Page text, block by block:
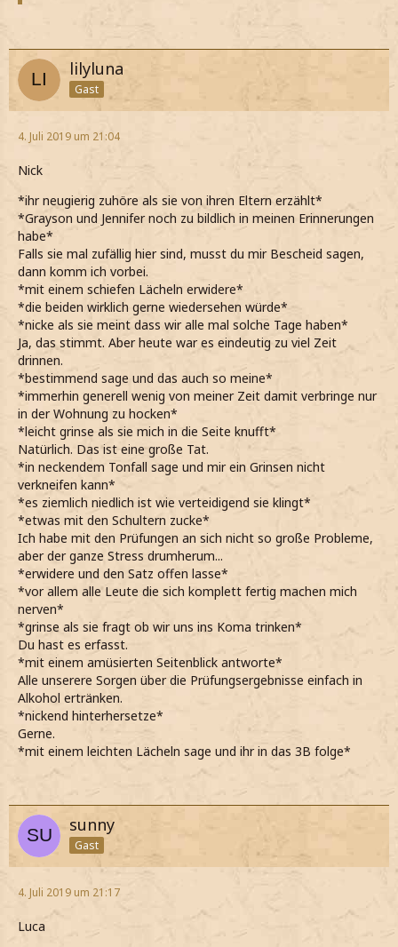
lilyluna
Gast
4. Juli 2019 um 21:04
Nick
*ihr neugierig zuhöre als sie von ihren Eltern erzählt*
*Grayson und Jennifer noch zu bildlich in meinen Erinnerungen
habe*
Falls sie mal zufällig hier sind, musst du mir Bescheid sagen,
dann komm ich vorbei.
*mit einem schiefen Lächeln erwidere*
*die beiden wirklich gerne wiedersehen würde*
*nicke als sie meint dass wir alle mal solche Tage haben*
Ja, das stimmt. Aber heute war es eindeutig zu viel Zeit
drinnen.
*bestimmend sage und das auch so meine*
*immerhin generell wenig von meiner Zeit damit verbringe nur
in der Wohnung zu hocken*
*leicht grinse als sie mich in die Seite knufft*
Natürlich. Das ist eine große Tat.
*in neckendem Tonfall sage und mir ein Grinsen nicht
verkneifen kann*
*es ziemlich niedlich ist wie verteidigend sie klingt*
*etwas mit den Schultern zucke*
Ich habe mit den Prüfungen an sich nicht so große Probleme,
aber der ganze Stress drumherum...
*erwidere und den Satz offen lasse*
*vor allem alle Leute die sich komplett fertig machen mich
nerven*
*grinse als sie fragt ob wir uns ins Koma trinken*
Du hast es erfasst.
*mit einem amüsierten Seitenblick antworte*
Alle unserere Sorgen über die Prüfungsergebnisse einfach in
Alkohol ertränken.
*nickend hinterhersetze*
Gerne.
*mit einem leichten Lächeln sage und ihr in das 3B folge*
sunny
Gast
4. Juli 2019 um 21:17
Luca